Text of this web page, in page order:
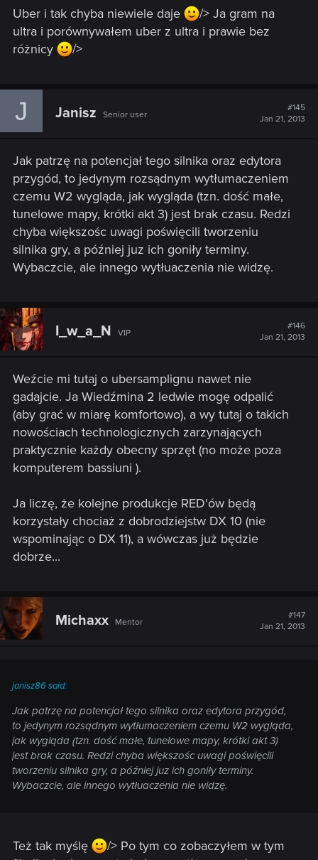
Uber i tak chyba niewiele daje
/> Ja gram na
ultra i porównywałem uber z ultra i prawie bez
różnicy
/>
J Janisz Senior user
#145
Jan 21, 2013
Jak patrzę na potencjał tego silnika oraz edytora
przygód, to jedynym rozsądnym wytłumaczeniem
czemu W2 wygląda, jak wygląda (tzn. dość małe,
tunelowe mapy, krótki akt 3) jest brak czasu. Redzi
chyba większośc uwagi poświęcili tworzeniu
silnika gry, a później juz ich goniły terminy.
Wybaczcie, ale innego wytłuaczenia nie widzę.
I_w_a_N VIP
#146
Jan 21, 2013
Weźcie mi tutaj o ubersamplignu nawet nie
gadajcie. Ja Wiedźmina 2 ledwie mogę odpalić
(aby grać w miarę komfortowo), a wy tutaj o takich
nowościach technologicznych zarzynających
praktycznie każdy obecny sprzęt (no może poza
komputerem bassiuni ).
Ja liczę, że kolejne produkcje RED'ów będą
korzystały chociaż z dobrodziejstw DX 10 (nie
wspominając o DX 11), a wówczas już będzie
dobrze...
Michaxx Mentor
#147
Jan 21, 2013
janisz86 said:
Jak patrzę na potencjał tego silnika oraz edytora przygód,
to jedynym rozsądnym wytłumaczeniem czemu W2 wygląda,
jak wygląda (tzn. dość małe, tunelowe mapy, krótki akt 3)
jest brak czasu. Redzi chyba większośc uwagi poświęcili
tworzeniu silnika gry, a później juz ich goniły terminy.
Wybaczcie, ale innego wytłuaczenia nie widzę.
Też tak myślę
/> Po tym co zobaczyłem w tym